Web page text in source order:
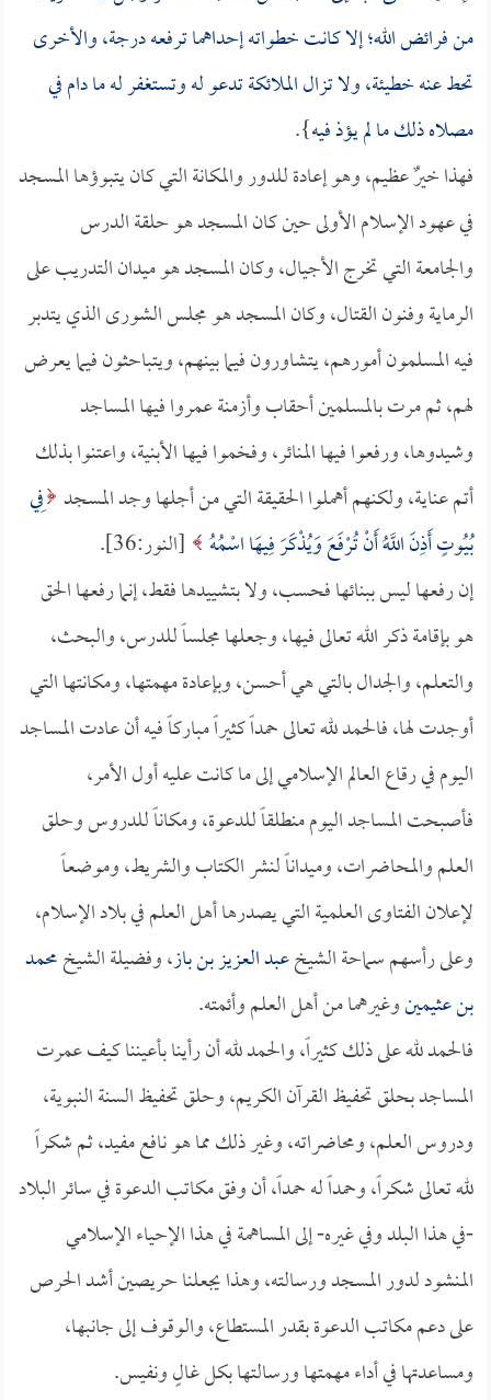
من فرائض الله؛ إلا كانت خطواته إحداهما ترفعه درجة، والأخرى
تحط عنه خطيئة، ولا تزال الملائكة تدعو له وتستغفر له ما دام في
مصلاه ذلك ما لم يؤذ فيه}.
فهذا خيرٌ عظيم، وهو إعادة للدور والمكانة التي كان يتبوؤها المسجد
في عهود الإسلام الأولى حين كان المسجد هو حلقة الدرس
والجامعة التي تخرج الأجيال، وكان المسجد هو ميدان التدريب على
الرماية وفنون القتال، وكان المسجد هو مجلس الشورى الذي يتدبر
فيه المسلمون أمورهم، يتشاورون فيما بينهم، ويتباحثون فيما يعرض
لهم، ثم مرت بالمسلمين أحقاب وأزمنة عمروا فيها المساجد
وشيدوها، ورفعوا فيها المنائر، وفخموا فيها الأبنية، واعتنوا بذلك
أتم عناية، ولكنهم أهملوا الحقيقة التي من أجلها وجد المسجد فِي
بُيُوتٍ أَذِنَ اللَّهُ أَنْ تُرْفَعَ وَيُذْكَرَ فِيهَا اسْمُهُ [النور:36].
إن رفعها ليس ببنائها فحسب، ولا بتشييدها فقط، إنما رفعها الحق
هو بإقامة ذكر الله تعالى فيها، وجعلها مجلساً للدرس، والبحث،
والتعلم، والجدال بالتي هي أحسن، وبإعادة مهمتها، ومكانتها التي
أوجدت لها، فالحمد لله تعالى حمداً كثيراً مباركاً فيه أن عادت المساجد
اليوم في رقاع العالم الإسلامي إلى ما كانت عليه أول الأمر،
فأصبحت المساجد اليوم منطلقاً للدعوة، ومكاناً للدروس وحلق
العلم والمحاضرات، وميداناً لنشر الكتاب والشريط، وموضعاً
لإعلان الفتاوى العلمية التي يصدرها أهل العلم في بلاد الإسلام،
وعلى رأسهم سماحة الشيخعبد العزيز بن باز، وفضيلة الشيخمحمد
بن عثيمينوغيرهما من أهل العلم وأئمته.
فالحمد لله على ذلك كثيراً، والحمد لله أن رأينا بأعيننا كيف عمرت
المساجد بحلق تحفيظ القرآن الكريم، وحلق تحفيظ السنة النبوية،
ودروس العلم، ومحاضراته، وغير ذلك مما هو نافع مفيد، ثم شكراً
لله تعالى شكراً، وحمداً له حمداً، أن وفق مكاتب الدعوة في سائر البلاد
-في هذا البلد وفي غيره- إلى المساهمة في هذا الإحياء الإسلامي
المنشود لدور المسجد ورسالته، وهذا يجعلنا حريصين أشد الحرص
على دعم مكاتب الدعوة بقدر المستطاع، والوقوف إلى جانبها،
ومساعدتها في أداء مهمتها ورسالتها بكل غالٍ ونفيس.